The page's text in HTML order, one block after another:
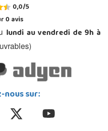
0,0/5
0avis
lundi au vendredi de 9h à
sur: